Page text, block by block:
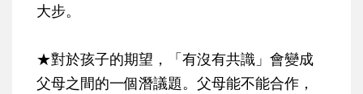
大步。
★對於孩子的期望，「有沒有共識」會變成
父母之間的一個潛議題。父母能不能合作，